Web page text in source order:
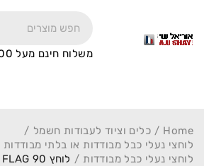
משלוח חינם מעל 400 ש"ח
Home
/ כלים וציוד לעבודות חשמל /
לוחצי נעלי כבל מבודדות או בלתי מבודדות
לוחצי נעלי כבל מבודדות /